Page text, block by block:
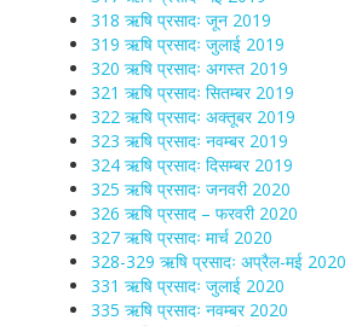
318 ऋषि प्रसादः जून 2019
319 ऋषि प्रसादः जुलाई 2019
320 ऋषि प्रसादः अगस्त 2019
321 ऋषि प्रसादः सितम्बर 2019
322 ऋषि प्रसादः अक्तूबर 2019
323 ऋषि प्रसादः नवम्बर 2019
324 ऋषि प्रसादः दिसम्बर 2019
325 ऋषि प्रसादः जनवरी 2020
326 ऋषि प्रसाद – फरवरी 2020
327 ऋषि प्रसादः मार्च 2020
328-329 ऋषि प्रसादः अप्रैल-मई 2020
331 ऋषि प्रसादः जुलाई 2020
335 ऋषि प्रसादः नवम्बर 2020